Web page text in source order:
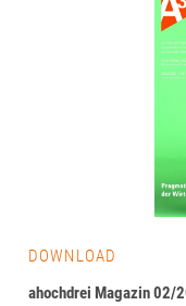
DOWNLOAD
ahochdrei Magazin 02/